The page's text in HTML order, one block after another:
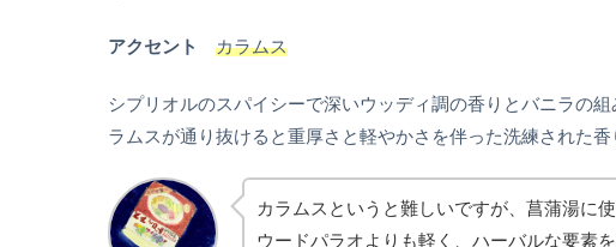
アクセント カラムス
シプリオルのスパイシーで深いウッディ調の香りとバニラの
ラムスが通り抜けると重厚さと軽やかさを伴った洗練された香
カラムスというと難しいですが、菖蒲湯に
ウードパラオよりも軽く、ハーバルな要素